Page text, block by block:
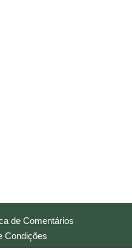
de Comentários
Condições